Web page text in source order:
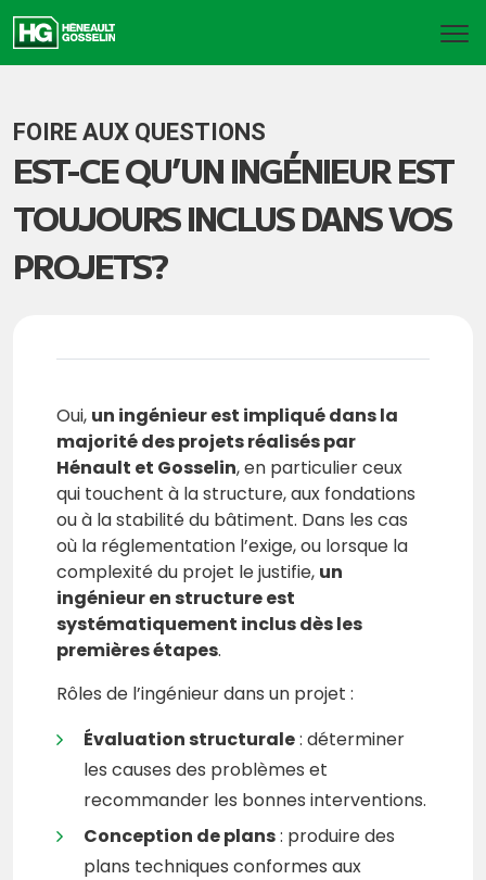
FOIRE AUX QUESTIONS
EST-CE QU’UN INGÉNIEUR EST
TOUJOURS INCLUS DANS VOS
PROJETS?
Oui, un ingénieur est impliqué dans la
majorité des projets réalisés par
Hénault et Gosselin, en particulier ceux
qui touchent à la structure, aux fondations
ou à la stabilité du bâtiment. Dans les cas
où la réglementation l’exige, ou lorsque la
complexité du projet le justifie, un
ingénieur en structure est
systématiquement inclus dès les
premières étapes.
Rôles de l’ingénieur dans un projet :
Évaluation structurale: déterminer
les causes des problèmes et
recommander les bonnes interventions.
Conception de plans: produire des
plans techniques conformes aux